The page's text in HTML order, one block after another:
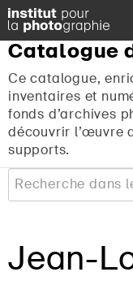
Catalogue
Ce catalogue,
inventaires et
fonds d’archives
découvrir l’œuvre
supports.
Jean-